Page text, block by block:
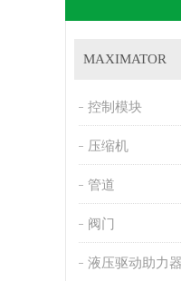
MAXIMATOR
控制模块
压缩机
管道
阀门
液压驱动助力器